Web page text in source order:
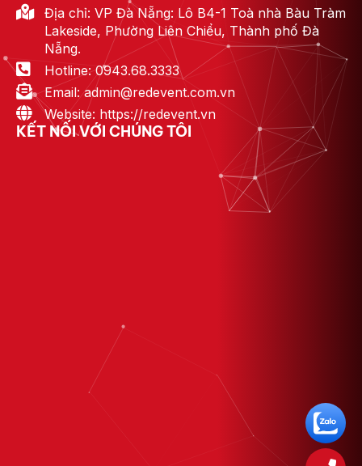
Địa chỉ: VP Đà Nẵng: Lô B4-1 Toà nhà Bàu Tràm
Lakeside, Phường Liên Chiểu, Thành phố Đà
Nẵng.
Hotline: 0943.68.3333
Email: admin@redevent.com.vn
Website: https://redevent.vn
KẾT NỐI VỚI CHÚNG TÔI